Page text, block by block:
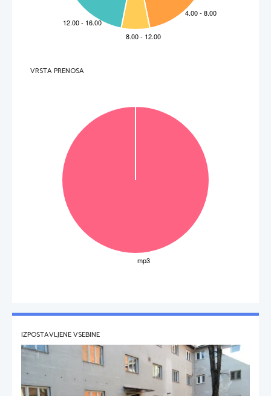
VRSTA PRENOSA
IZPOSTAVLJENE VSEBINE